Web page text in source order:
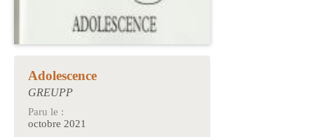
Adolescence
GREUPP
Paru le :
octobre 2021